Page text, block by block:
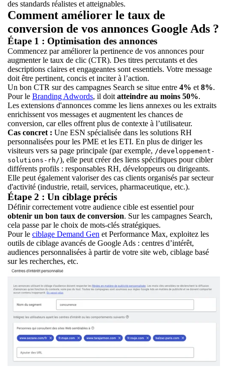
des standards réalistes et atteignables.
Comment améliorer le taux de
conversion de vos annonces Google Ads ?
Étape 1 : Optimisation des annonces
Commencez par améliorer la pertinence de vos annonces pour
augmenter le taux de clic (CTR). Des titres percutants et des
descriptions claires et engageantes sont essentiels. Votre message
doit être pertinent, concis et inciter à l’action.
Un bon CTR sur des campagnes Search se situe entre 4% et 8%.
Pour le Branding Adwords, il doit atteindre au moins 50%.
Les extensions d'annonces comme les liens annexes ou les extraits
enrichissent vos messages et augmentent les chances de
conversion, car elles offrent plus de contexte à l’utilisateur.
Cas concret : Une ESN spécialisée dans les solutions RH
personnalisées pour les PME et les ETI. En plus de diriger les
visiteurs vers sa page principale (par exemple, /developpement-
solutions-rh/), elle peut créer des liens spécifiques pour cibler
différents profils : responsables RH, développeurs ou dirigeants.
Elle peut également valoriser des cas clients organisés par secteur
d'activité (industrie, retail, services, pharmaceutique, etc.).
Étape 2 : Un ciblage précis
Définir correctement votre audience cible est essentiel pour
obtenir un bon taux de conversion. Sur les campagnes Search,
cela passe par le choix de mots-clés stratégiques.
Pour le ciblage Demand Gen et Performance Max, exploitez les
outils de ciblage avancés de Google Ads : centres d’intérêt,
audiences personnalisées à partir de votre site web, ciblage basé
sur les recherches, etc.